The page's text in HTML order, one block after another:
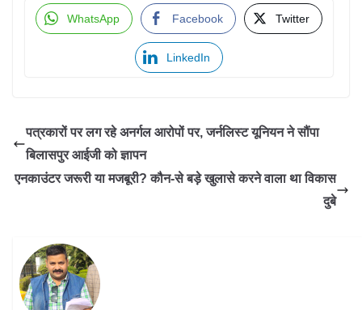
WhatsApp Facebook Twitter
LinkedIn
पत्रकारों पर लग रहे अनर्गल आरोपों पर, जर्नलिस्ट यूनियन ने सौंपा
बिलासपुर आईजी को ज्ञापन
एनकाउंटर जरूरी या मजबूरी? कौन-से बड़े खुलासे करने वाला था विकास
दुबे